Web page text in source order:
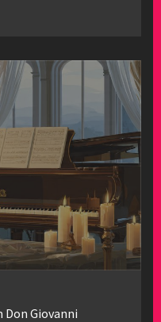
Don Giovanni